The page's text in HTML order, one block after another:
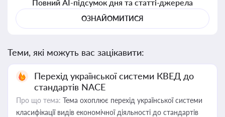
Повний AI-підсумок дня та статті-джерела
ОЗНАЙОМИТИСЯ
Теми, які можуть вас зацікавити:
Перехід української системи КВЕД до
стандартів NACE
Про що тема: Тема охоплює перехід української системи
класифікації видів економічної діяльності до стандартів